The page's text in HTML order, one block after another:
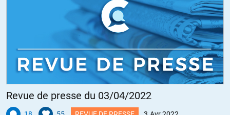
Revue de presse du 03/04/2022